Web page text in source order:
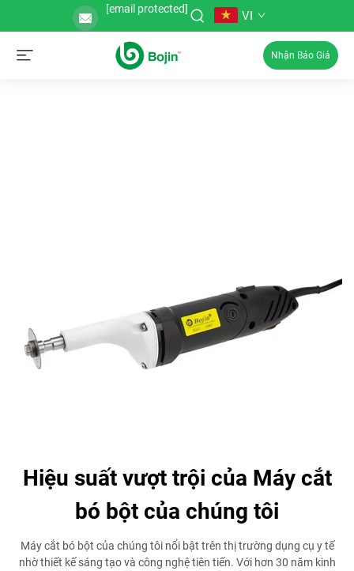
[email protected] VI
Nhận Báo Giá
Hiệu suất vượt trội của Máy cắt
bó bột của chúng tôi
Máy cắt bó bột của chúng tôi nổi bật trên thị trường dụng cụ y tế
nhờ thiết kế sáng tạo và công nghệ tiên tiến. Với hơn 30 năm kinh